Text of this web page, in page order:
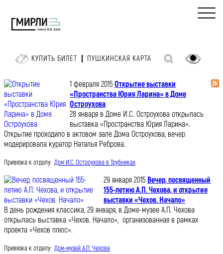
КУПИТЬ БИЛЕТ ПУШКИНСКАЯ КАРТА
1 февраля 2015 Открытие выставки
«Пространства Юрия Ларина» в Доме
Остроухова
28 января в Доме И.С. Остроухова открылась
выставка «Пространства Юрия Ларина».
Открытие проходило в актовом зале Дома Остроухова, вечер
модерировала куратор Наталья Реброва.
Привязка к отделу: Дом И.С. Остроухова в Трубниках
29 января 2015 Вечер, посвященный
155-летию А.П. Чехова, и открытие
выставки «Чехов. Начало»
В день рождения классика, 29 января, в Доме-музее А.П. Чехова
открылась выставка «Чехов. Начало», организованная в рамках
проекта «Чехов плюс».
Привязка к отделу: Дом-музей А.П. Чехова